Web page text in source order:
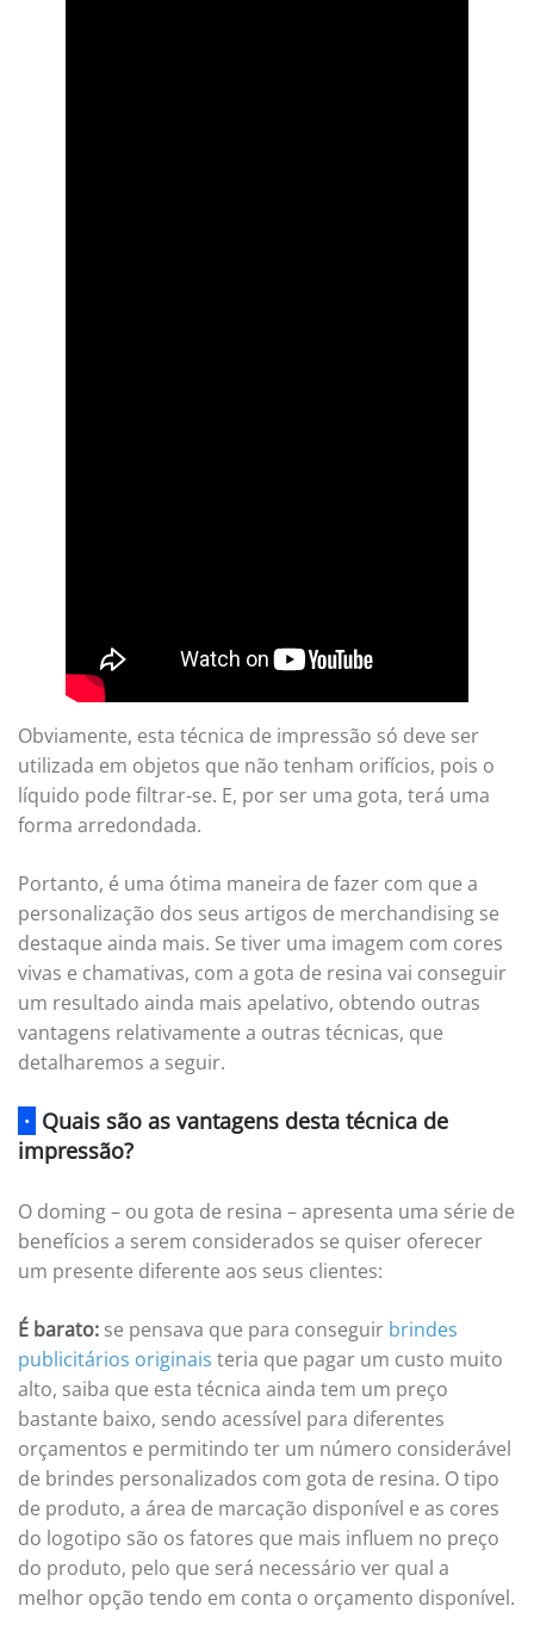
Obviamente, esta técnica de impressão só deve ser
utilizada em objetos que não tenham orifícios, pois o
líquido pode filtrar-se. E, por ser uma gota, terá uma
forma arredondada.
Portanto, é uma ótima maneira de fazer com que a
personalização dos seus artigos de merchandising se
destaque ainda mais. Se tiver uma imagem com cores
vivas e chamativas, com a gota de resina vai conseguir
um resultado ainda mais apelativo, obtendo outras
vantagens relativamente a outras técnicas, que
detalharemos a seguir.
· Quais são as vantagens desta técnica de
impressão?
O doming – ou gota de resina – apresenta uma série de
benefícios a serem considerados se quiser oferecer
um presente diferente aos seus clientes:
É barato: se pensava que para conseguir brindes
publicitários originais teria que pagar um custo muito
alto, saiba que esta técnica ainda tem um preço
bastante baixo, sendo acessível para diferentes
orçamentos e permitindo ter um número considerável
de brindes personalizados com gota de resina. O tipo
de produto, a área de marcação disponível e as cores
do logotipo são os fatores que mais influem no preço
do produto, pelo que será necessário ver qual a
melhor opção tendo em conta o orçamento disponível.